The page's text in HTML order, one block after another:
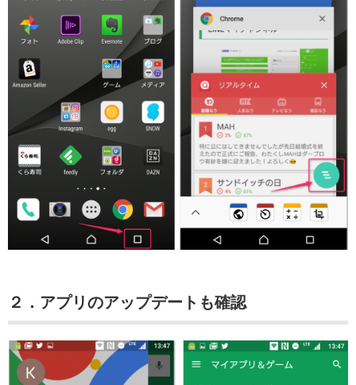
２．アプリのアップデートも確認